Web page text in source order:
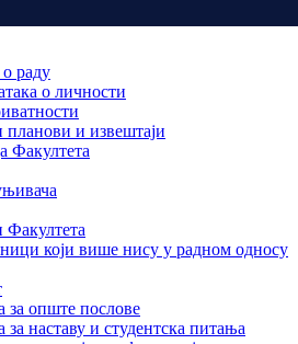
раду
о личности
планови и извештаји
Факултета
Факултета
који више нису у радном односу
за опште послове
наставу и студентска питања